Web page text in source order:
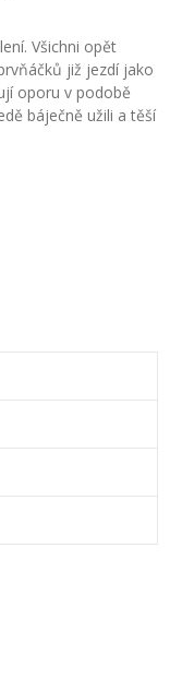
Všichni opět
již jezdí jako
oporu v podobě
báječně užili a těší